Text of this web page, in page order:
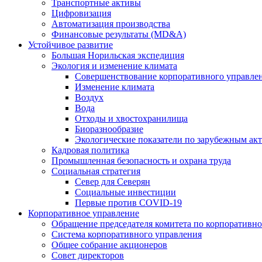
Транспортные активы
Цифровизация
Автоматизация производства
Финансовые результаты (MD&A)
Устойчивое развитие
Большая Норильская экспедиция
Экология и изменение климата
Совершенствование корпоративного
Изменение климата
Воздух
Вода
Отходы и хвостохранилища
Биоразнообразие
Экологические показатели по зарубежным
Кадровая политика
Промышленная безопасность и охрана труда
Социальная стратегия
Север для Северян
Социальные инвестиции
Первые против COVID‑19
Корпоративное управление
Обращение председателя комитета по
Система корпоративного управления
Общее собрание акционеров
Совет директоров